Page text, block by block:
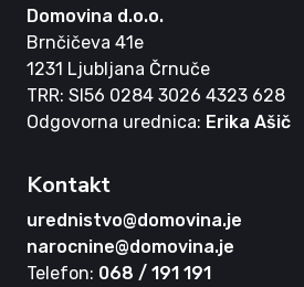
Domovina d.o.o.
Brnčičeva 41e
1231 Ljubljana Črnuče
TRR: SI56 0284 3026 4323 628
Odgovorna urednica: Erika Ašič
Kontakt
urednistvo@domovina.je
narocnine@domovina.je
Telefon: 068 / 191 191